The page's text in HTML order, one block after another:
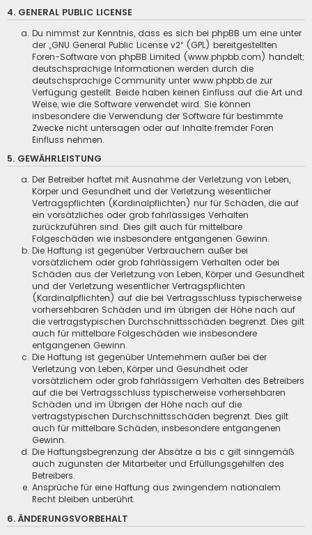
4. GENERAL PUBLIC LICENSE
Du nimmst zur Kenntnis, dass es sich bei phpBB um eine unter
der „GNU General Public License v2“ (GPL) bereitgestellten
Foren-Software von phpBB Limited (www.phpbb.com) handelt;
deutschsprachige Informationen werden durch die
deutschsprachige Community unter www.phpbb.de zur
Verfügung gestellt. Beide haben keinen Einfluss auf die Art und
Weise, wie die Software verwendet wird. Sie können
insbesondere die Verwendung der Software für bestimmte
Zwecke nicht untersagen oder auf Inhalte fremder Foren
Einfluss nehmen.
5. GEWÄHRLEISTUNG
Der Betreiber haftet mit Ausnahme der Verletzung von Leben,
Körper und Gesundheit und der Verletzung wesentlicher
Vertragspflichten (Kardinalpflichten) nur für Schäden, die auf
ein vorsätzliches oder grob fahrlässiges Verhalten
zurückzuführen sind. Dies gilt auch für mittelbare
Folgeschäden wie insbesondere entgangenen Gewinn.
Die Haftung ist gegenüber Verbrauchern außer bei
vorsätzlichem oder grob fahrlässigem Verhalten oder bei
Schäden aus der Verletzung von Leben, Körper und Gesundheit
und der Verletzung wesentlicher Vertragspflichten
(Kardinalpflichten) auf die bei Vertragsschluss typischerweise
vorhersehbaren Schäden und im übrigen der Höhe nach auf
die vertragstypischen Durchschnittsschäden begrenzt. Dies gilt
auch für mittelbare Folgeschäden wie insbesondere
entgangenen Gewinn.
Die Haftung ist gegenüber Unternehmern außer bei der
Verletzung von Leben, Körper und Gesundheit oder
vorsätzlichem oder grob fahrlässigem Verhalten des Betreibers
auf die bei Vertragsschluss typischerweise vorhersehbaren
Schäden und im Übrigen der Höhe nach auf die
vertragstypischen Durchschnittsschäden begrenzt. Dies gilt
auch für mittelbare Schäden, insbesondere entgangenen
Gewinn.
Die Haftungsbegrenzung der Absätze a bis c gilt sinngemäß
auch zugunsten der Mitarbeiter und Erfüllungsgehilfen des
Betreibers.
Ansprüche für eine Haftung aus zwingendem nationalem
Recht bleiben unberührt.
6. ÄNDERUNGSVORBEHALT